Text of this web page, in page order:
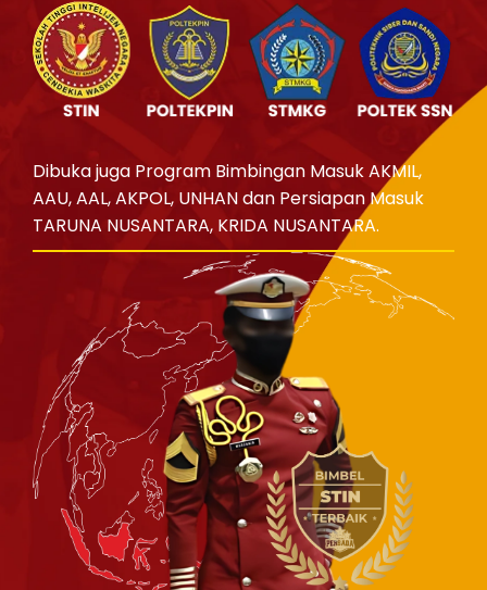
Dibuka juga Program Bimbingan Masuk AKMIL,
AAU, AAL, AKPOL, UNHAN dan Persiapan Masuk
TARUNA NUSANTARA, KRIDA NUSANTARA.